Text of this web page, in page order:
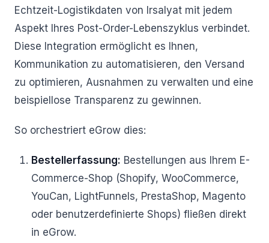
Echtzeit-Logistikdaten von Irsalyat mit jedem
Aspekt Ihres Post-Order-Lebenszyklus verbindet.
Diese Integration ermöglicht es Ihnen,
Kommunikation zu automatisieren, den Versand
zu optimieren, Ausnahmen zu verwalten und eine
beispiellose Transparenz zu gewinnen.
So orchestriert eGrow dies:
Bestellerfassung: Bestellungen aus Ihrem E-
Commerce-Shop (Shopify, WooCommerce,
YouCan, LightFunnels, PrestaShop, Magento
oder benutzerdefinierte Shops) fließen direkt
in eGrow.